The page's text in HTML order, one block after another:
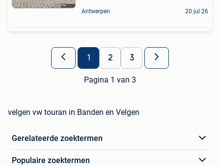
Antwerpen 20 jul 26
1 2 3
Pagina 1 van 3
velgen vw touran in Banden en Velgen
Gerelateerde zoektermen
Populaire zoektermen